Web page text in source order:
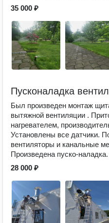
35 000 ₽
Пусконаладка
Был произведен монтаж
вытяжной вентиляции .
нагревателем,
Установлены все датчики.
вентиляторы и канальные
Произведена пуско-наладка.
28 000 ₽